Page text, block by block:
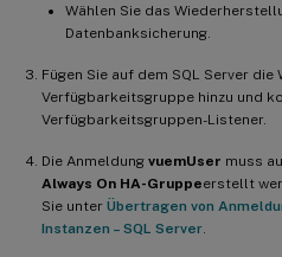
Wählen Sie das
Datenbanksicherung.
Fügen Sie auf dem SQL Server die
Verfügbarkeitsgruppe hinzu und
Verfügbarkeitsgruppen-Listener.
Die Anmeldung vuemUser muss
Always On HA-Gruppeerstellt
Sie unter Übertragen von
Instanzen – SQL Server